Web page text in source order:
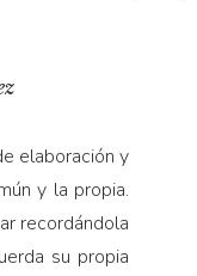
elaboración y
y la propia.
recordándola
su propia